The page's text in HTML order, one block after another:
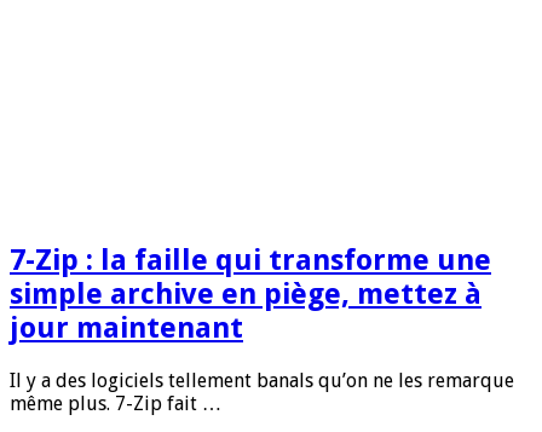
7-Zip : la faille qui transforme une
simple archive en piège, mettez à
jour maintenant
Il y a des logiciels tellement banals qu’on ne les remarque
même plus. 7-Zip fait …